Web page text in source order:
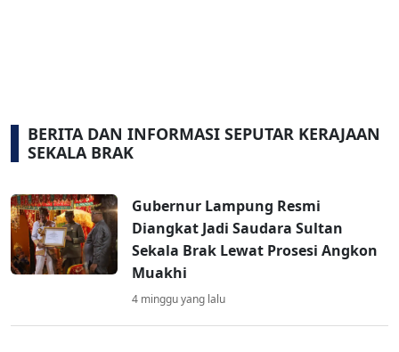
BERITA DAN INFORMASI SEPUTAR KERAJAAN
SEKALA BRAK
Gubernur Lampung Resmi
Diangkat Jadi Saudara Sultan
Sekala Brak Lewat Prosesi Angkon
Muakhi
4 minggu yang lalu